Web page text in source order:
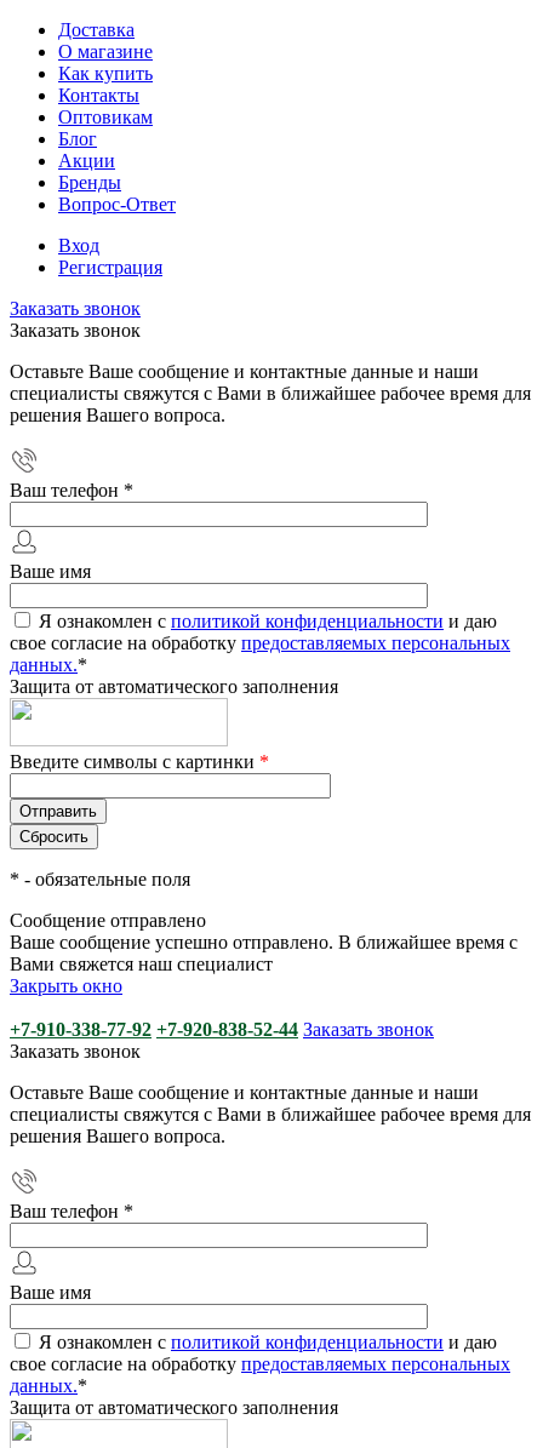
Доставка
О магазине
Как купить
Контакты
Оптовикам
Блог
Акции
Бренды
Вопрос-Ответ
Вход
Регистрация
Заказать звонок
Заказать звонок
Оставьте Ваше сообщение и контактные данные и наши
специалисты свяжутся с Вами в ближайшее рабочее время для
решения Вашего вопроса.
Ваш телефон *
Ваше имя
Я ознакомлен с политикой конфиденциальности и даю
свое согласие на обработку предоставляемых персональных
данных.*
Защита от автоматического заполнения
Введите символы с картинки *
* - обязательные поля
Сообщение отправлено
Ваше сообщение успешно отправлено. В ближайшее время с
Вами свяжется наш специалист
Закрыть окно
+7-910-338-77-92 +7-920-838-52-44 Заказать звонок
Заказать звонок
Оставьте Ваше сообщение и контактные данные и наши
специалисты свяжутся с Вами в ближайшее рабочее время для
решения Вашего вопроса.
Ваш телефон *
Ваше имя
Я ознакомлен с политикой конфиденциальности и даю
свое согласие на обработку предоставляемых персональных
данных.*
Защита от автоматического заполнения